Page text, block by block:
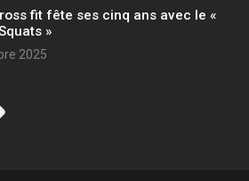
fit fête ses cinq ans avec le «
»
2025